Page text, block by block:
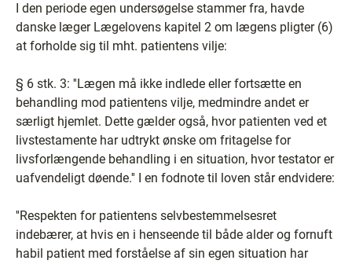
I den periode egen undersøgelse stammer fra, havde
danske læger Lægelovens kapitel 2 om lægens pligter (6)
at forholde sig til mht. patientens vilje:
§ 6 stk. 3: ''Lægen må ikke indlede eller fortsætte en
behandling mod patientens vilje, medmindre andet er
særligt hjemlet. Dette gælder også, hvor patienten ved et
livstestamente har udtrykt ønske om fritagelse for
livsforlængende behandling i en situation, hvor testator er
uafvendeligt døende.'' I en fodnote til loven står endvidere:
''Respekten for patientens selvbestemmelsesret
indebærer, at hvis en i henseende til både alder og fornuft
habil patient med forståelse af sin egen situation har